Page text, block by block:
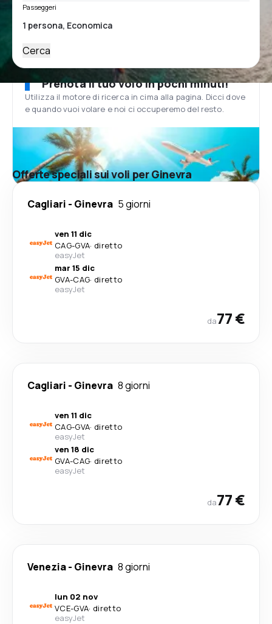
Passeggeri
Cerca
Prenota il tuo volo in pochi minuti!
Utilizza il motore di ricerca in cima alla pagina. Dicci dove
e quando vuoi volare e noi ci occuperemo del resto.
Offerte speciali sui voli per Ginevra
Cagliari - Ginevra 5 giorni
ven 11 dic
CAG-GVA· diretto
easyJet
mar 15 dic
GVA-CAG· diretto
easyJet
da77 €
Cagliari - Ginevra 8 giorni
ven 11 dic
CAG-GVA· diretto
easyJet
ven 18 dic
GVA-CAG· diretto
easyJet
da77 €
Venezia- Ginevra 8 giorni
lun 02 nov
VCE-GVA· diretto
easyJet